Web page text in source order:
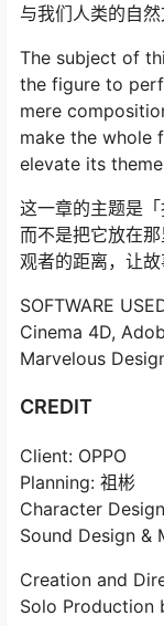
与我们人类的自然
The subject of
the figure to
mere
make the whole
elevate its
这一章的主题是「
而不是把它放在
观者的距离，让故
SOFTWARE
Cinema 4D,
Marvelous
CREDIT
Client: OPPO
Planning: 祖彬
Character
Sound Design &
Creation and
Solo Production